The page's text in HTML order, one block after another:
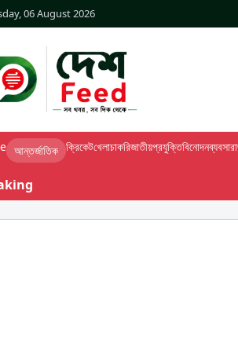
06 August 2026
আন্তর্জাতিক ক্রিকেটখেলাচাকরিজাতীয়প্রযুক্তিবিনোদনব্যবসা